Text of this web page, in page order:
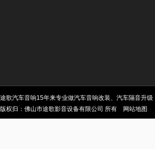
途歌汽车音响15年来专业做汽车音响改装、汽车隔音升
版权归：佛山市途歌影音设备有限公司 所有
网站地图